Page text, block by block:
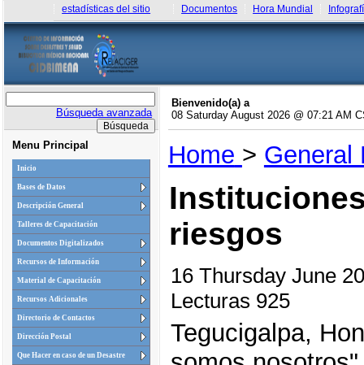
estadísticas del sitio Documentos Hora Mundial
Búsqueda avanzada
Menu Principal
Inicio
Bases de Datos
Descripción General
Talleres de Capacitación
Documentos Digitalizados
Recursos de Información
Material de Capacitación
Recursos Adicionales
Directorio de Contactos
Dirección Postal
Que Hacer en caso de un Desastre
Bienvenido(a) a
08 Saturday August 2026 @ 07:21 AM
Home > General
riesgos
16 Thursday June
Lecturas 925
Tegucigalpa,